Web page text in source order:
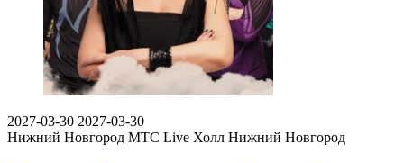
2027-03-30 2027-03-30
Нижний Новгород МТС Live Холл Нижний Новгород